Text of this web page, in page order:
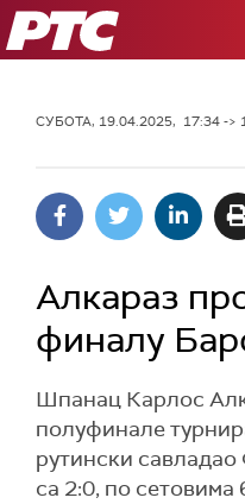
РТС
СУБОТА, 19.04.2025, 17:34 ->
Алкараз
финалу
Шпанац Карлос
полуфинале
рутински
са 2:0, по сетовима